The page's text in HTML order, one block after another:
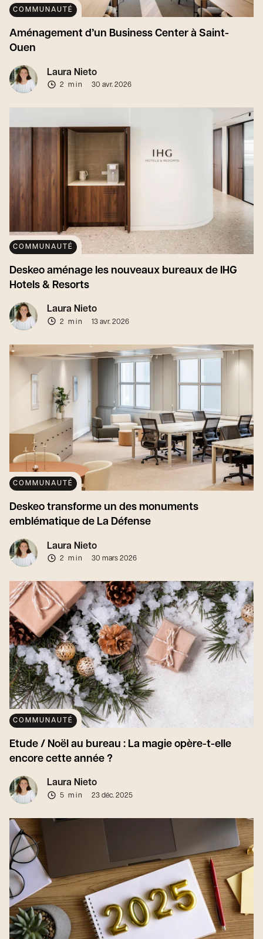
COMMUNAUTÉ
Aménagement d’un Business Center à Saint-
Ouen
Laura Nieto
2 min 30 avr. 2026
COMMUNAUTÉ
Deskeo aménage les nouveaux bureaux de IHG
Hotels & Resorts
Laura Nieto
2 min 13 avr. 2026
COMMUNAUTÉ
Deskeo transforme un des monuments
emblématique de La Défense
Laura Nieto
2 min 30 mars 2026
COMMUNAUTÉ
Etude / Noël au bureau : La magie opère-t-elle
encore cette année ?
Laura Nieto
5 min 23 déc. 2025